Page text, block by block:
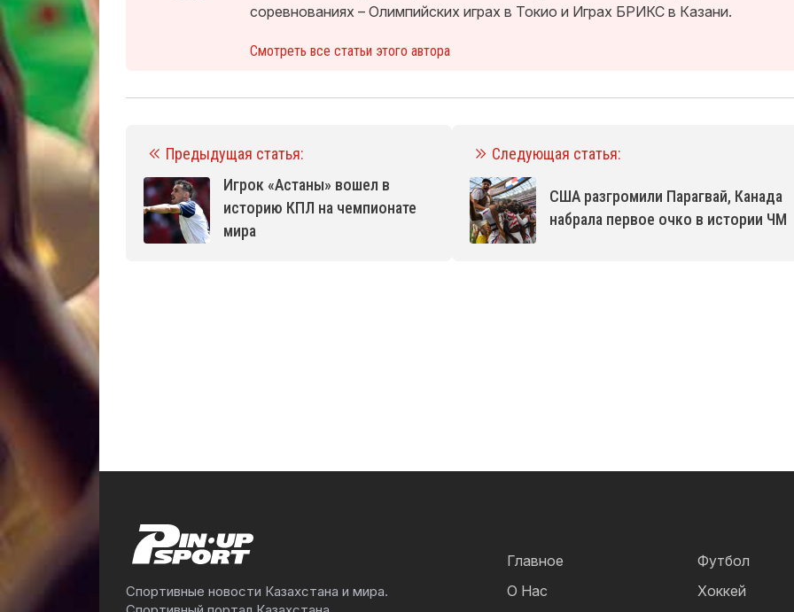
соревнованиях – Олимпийских играх в Токио и Играх БРИКС в Казани.
Смотреть все статьи этого автора
Предыдущая статья:
Игрок «Астаны» вошел в
историю КПЛ на чемпионате
мира
Следующая статья:
США разгромили Парагвай, Канада
набрала первое очко в истории ЧМ
Спортивные новости Казахстана и мира.
Главное
О Нас
Футбол
Хоккей